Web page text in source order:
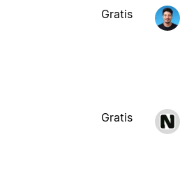
Gratis
Gratis